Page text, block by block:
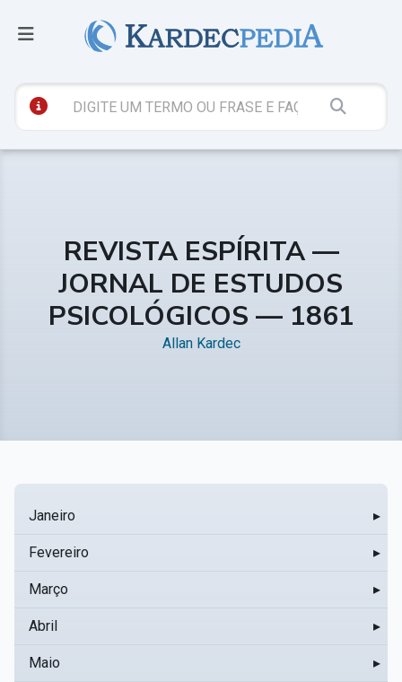
REVISTA ESPÍRITA —
JORNAL DE ESTUDOS
PSICOLÓGICOS — 1861
Allan Kardec
Janeiro ▸
Fevereiro ▸
Março ▸
Abril ▸
Maio ▸